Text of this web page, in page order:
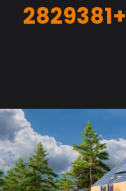
2829381+